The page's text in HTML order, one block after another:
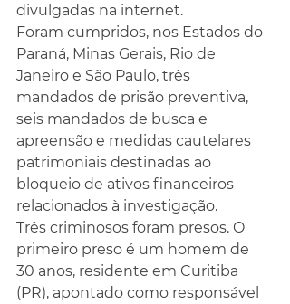
divulgadas na internet.
Foram cumpridos, nos Estados do
Paraná, Minas Gerais, Rio de
Janeiro e São Paulo, três
mandados de prisão preventiva,
seis mandados de busca e
apreensão e medidas cautelares
patrimoniais destinadas ao
bloqueio de ativos financeiros
relacionados à investigação.
Três criminosos foram presos. O
primeiro preso é um homem de
30 anos, residente em Curitiba
(PR), apontado como responsável